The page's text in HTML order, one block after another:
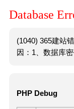
Database
(1040) 365建站
因：1、数据库
PHP Debug